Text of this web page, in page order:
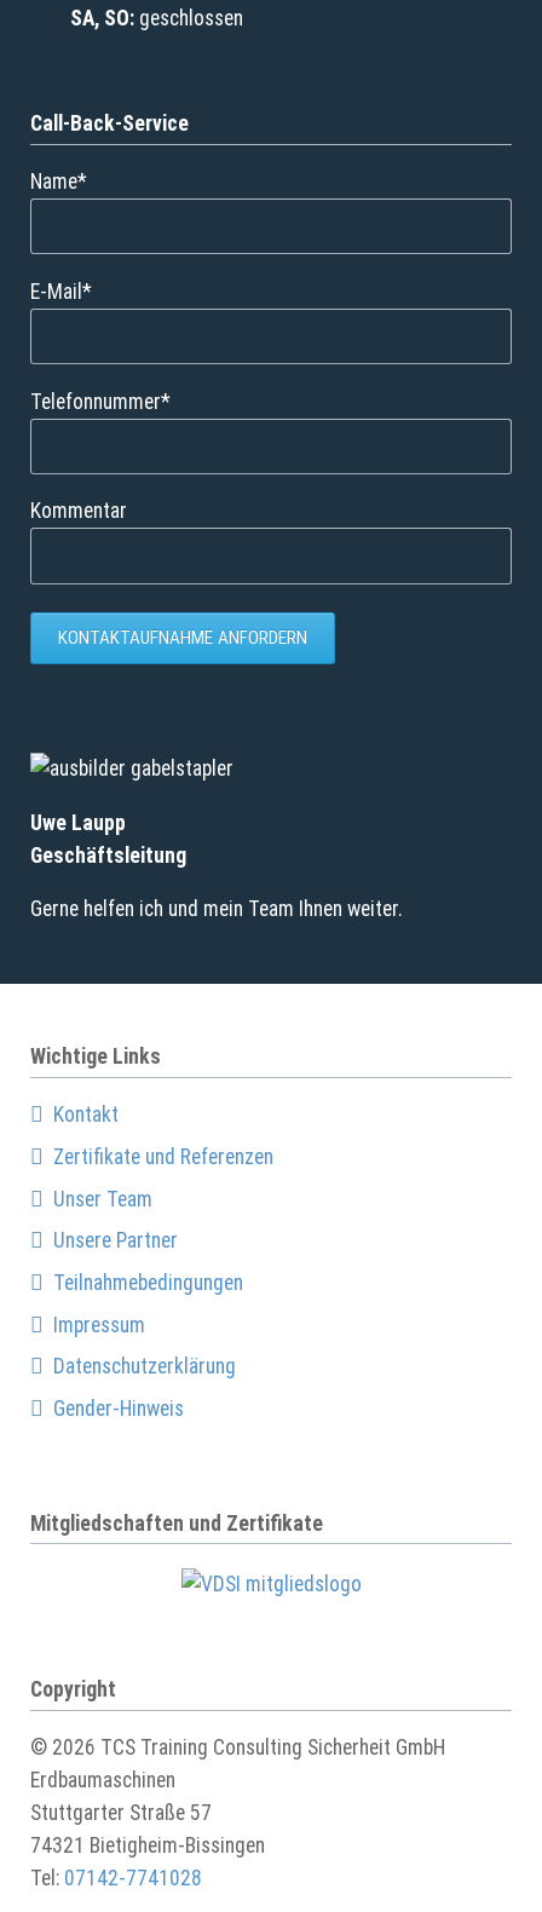
SA, SO:geschlossen
Call-Back-Service
Pflichtfeld
Name*
Pflichtfeld
E-Mail *
Pflichtfeld
Telefonnummer*
Kommentar
KONTAKTAUFNAHME ANFORDERN
Uwe Laupp
Geschäftsleitung
Gerne helfen ich und mein Team Ihnen weiter.
Wichtige Links
Kontakt
Zertifikate und Referenzen
Unser Team
Unsere Partner
Teilnahmebedingungen
Impressum
Datenschutzerklärung
Gender-Hinweis
Mitgliedschaften und Zertifikate
Copyright
© 2026 TCS Training Consulting Sicherheit GmbH
Erdbaumaschinen
Stuttgarter Straße 57
74321 Bietigheim-Bissingen
Tel: 07142-7741028